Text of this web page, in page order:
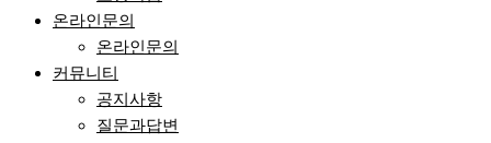
온라인문의
온라인문의
커뮤니티
공지사항
질문과답변